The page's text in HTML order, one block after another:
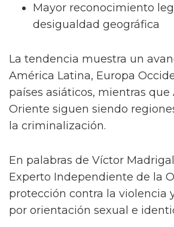
Mayor reconocimiento
desigualdad geográfica
La tendencia muestra un
América Latina, Europa
países asiáticos, mientras que
Oriente siguen siendo
la criminalización.
En palabras de Víctor
Experto Independiente de la
protección contra la violencia
por orientación sexual e